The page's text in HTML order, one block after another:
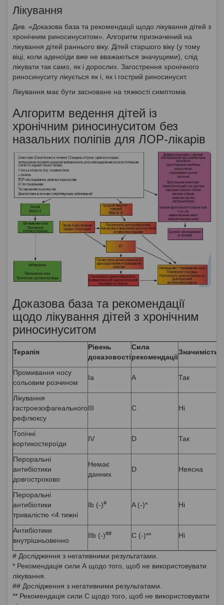
Лікування
Див. «Доказова база та рекомендації щодо лікування дітей з
хронічним риносинуситом». Алгоритм призначений на
лікування дітей раннього віку. Дітей старшого віку (у тому
віці, коли аденоїди вже не вважаються значущими), слід
лікувати так само, як і дорослих. Загострення хронічного
риносинуситу лікується як і, як і гострий риносинусит.
Лікування має бути засноване на тяжкості симптомів.
Алгоритм ведення дітей із
хронічним риносинуситом без
назальних поліпів для ЛОР-лікарів
Доказова база та рекомендації
щодо лікування дітей з хронічним
риносинуситом
Терапія
Рівень
доказовості
Сила
рекомендації
Значимість
Промивання носу
сольовим розчином
Ia A Так
Лікування
гастроезофагеального
рефлюксу
III C Ні
Топічні
кортикостероїди
IV D Так
Пероральні
антибіотики
довгостроково
Немає
данних
D Неясна
Пероральні
антибіотики
тривалістю <4 тижні
Ib (-)# A (-)* Ні
Антибіотики
внутрішньовенно
IIb (-)## C (-)** Ні
# Дослідження з негативними результатами.
* Рекомендація сили А щодо того, щоб не використовувати
лікування.
## Дослідження з негативними результатами.
** Рекомендація сили С щодо того, щоб не використовувати